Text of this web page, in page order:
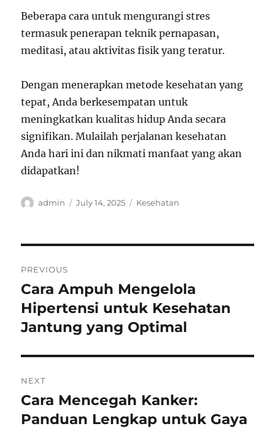
Beberapa cara untuk mengurangi stres
termasuk penerapan teknik pernapasan,
meditasi, atau aktivitas fisik yang teratur.
Dengan menerapkan metode kesehatan yang
tepat, Anda berkesempatan untuk
meningkatkan kualitas hidup Anda secara
signifikan. Mulailah perjalanan kesehatan
Anda hari ini dan nikmati manfaat yang akan
didapatkan!
Author
admin
Posted
July 14, 2025 Categories
Kesehatan
navigation
PREVIOUS
Previous
post:
Cara Ampuh Mengelola
Hipertensi untuk Kesehatan
Jantung yang Optimal
NEXT
Next
post:
Cara Mencegah Kanker:
Panduan Lengkap untuk Gaya